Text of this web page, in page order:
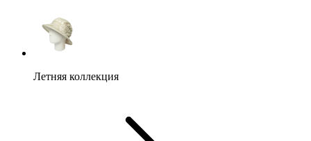
Летняя коллекция